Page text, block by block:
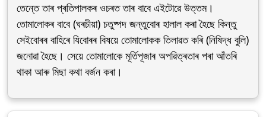
তেন্তে তাৰ প্ৰতিপালকৰ ওচৰত তাৰ বাবে এইটোৱে উত্তম।
তোমালোকৰ বাবে (ঘৰচীয়া) চতুষ্পদ জন্তুবোৰ হালাল কৰা হৈছে কিন্তু
সেইবোৰৰ বাহিৰে যিবোৰৰ বিষয়ে তোমালোকক তিলাৱত কৰি (নিষিদ্ধ বুলি)
জনোৱা হৈছে। সেয়ে তোমালোকে মূৰ্তিপূজাৰ অপৱিত্ৰতাৰ পৰা আঁতৰি
থাকা আৰু মিছা কথা বৰ্জন কৰা।